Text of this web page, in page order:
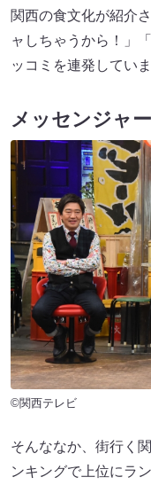
関西の食文化が紹介
ャしちゃうから！」
ッコミを連発していま
メッセンジャ
©関西テレビ
そんななか、街行く
ンキングで上位にラ